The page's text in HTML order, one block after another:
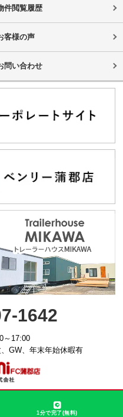
件閲覧履歴
客様の声
問い合わせ
1642
～17:00
GW、年末年始休暇有
1分で完了(無料)